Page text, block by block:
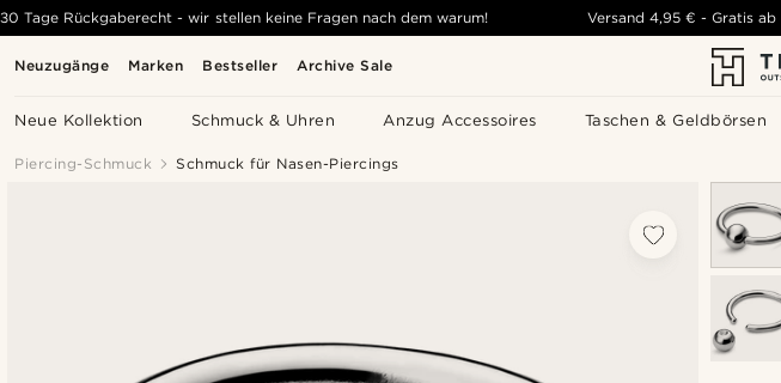
Neuzugänge Marken Bestseller Archive Sale
Neue Kollektion Schmuck & Uhren Anzug Accessoires Taschen & Geldbörsen
30 Tage Rückgaberecht - wir stellen keine Fragen nach dem warum! Versand 4,95 € -Gratis ab
Piercing-Schmuck Schmuck für Nasen-Piercings